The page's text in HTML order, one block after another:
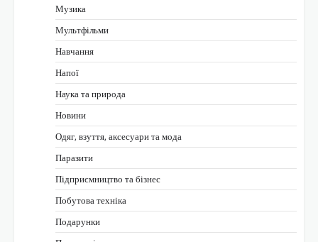
Музика
Мультфільми
Навчання
Напої
Наука та природа
Новини
Одяг, взуття, аксесуари та мода
Паразити
Підприємництво та бізнес
Побутова техніка
Подарунки